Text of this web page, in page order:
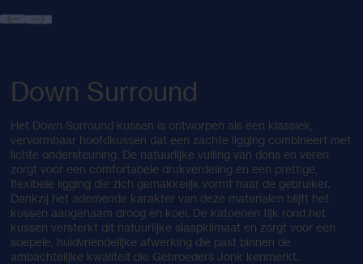
Down Surround
Het Down Surround kussen is ontworpen als een klassiek,
vervormbaar hoofdkussen dat een zachte ligging combineert met
lichte ondersteuning. De natuurlijke vulling van dons en veren
zorgt voor een comfortabele drukverdeling en een prettige,
flexibele ligging die zich gemakkelijk vormt naar de gebruiker.
Dankzij het ademende karakter van deze materialen blijft het
kussen aangenaam droog en koel. De katoenen tijk rond het
kussen versterkt dit natuurlijke slaapklimaat en zorgt voor een
soepele, huidvriendelijke afwerking die past binnen de
ambachtelijke kwaliteit die Gebroeders Jonk kenmerkt.